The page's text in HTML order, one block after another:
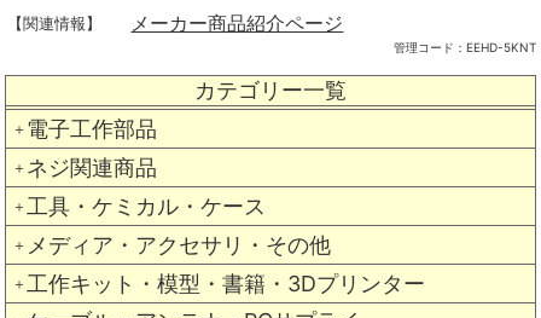
カテゴリー一覧
＋ 電子工作部品
＋ ネジ関連商品
＋ 工具・ケミカル・ケース
＋ メディア・アクセサリ・その他
＋ 工作キット・模型・書籍・3Dプリンター
【関連情報】 メーカー商品紹介ページ
管理コード： EEHD-5KNT